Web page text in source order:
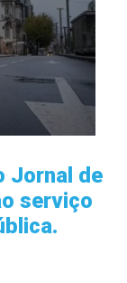
Jornal de
serviço